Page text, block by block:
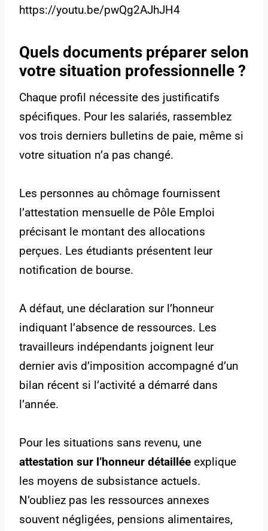
https://youtu.be/pwQg2AJhJH4
Quels documents préparer selon
votre situation professionnelle ?
Chaque profil nécessite des justificatifs
spécifiques. Pour les salariés, rassemblez
vos trois derniers bulletins de paie, même si
votre situation n’a pas changé.
Les personnes au chômage fournissent
l’attestation mensuelle de Pôle Emploi
précisant le montant des allocations
perçues. Les étudiants présentent leur
notification de bourse.
A défaut, une déclaration sur l’honneur
indiquant l’absence de ressources. Les
travailleurs indépendants joignent leur
dernier avis d’imposition accompagné d’un
bilan récent si l’activité a démarré dans
l’année.
Pour les situations sans revenu, une
attestation sur l’honneur détaillée explique
les moyens de subsistance actuels.
N’oubliez pas les ressources annexes
souvent négligées, pensions alimentaires,